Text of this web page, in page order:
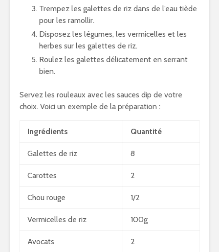
Trempez les galettes de riz dans de l’eau tiède
pour les ramollir.
Disposez les légumes, les vermicelles et les
herbes sur les galettes de riz.
Roulez les galettes délicatement en serrant
bien.
Servez les rouleaux avec les sauces dip de votre
choix. Voici un exemple de la préparation :
Ingrédients Quantité
Galettes de riz 8
Carottes 2
Chou rouge 1/2
Vermicelles de riz 100g
Avocats 2